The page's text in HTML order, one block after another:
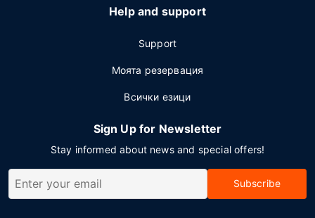
Help and support
Support
Моята резервация
Всички езици
Sign Up for Newsletter
Stay informed about news and special offers!
Subscribe